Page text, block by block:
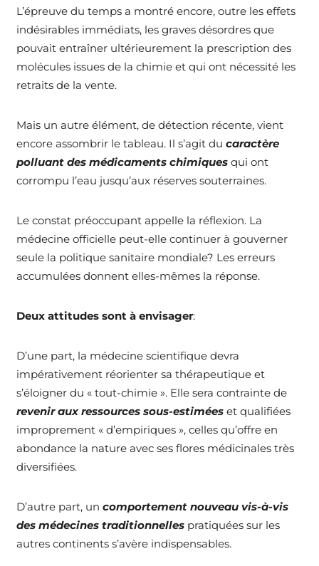
L’épreuve du temps a montré encore, outre les effets
indésirables immédiats, les graves désordres que
pouvait entraîner ultérieurement la prescription des
molécules issues de la chimie et qui ont nécessité les
retraits de la vente.
Mais un autre élément, de détection récente, vient
encore assombrir le tableau. Il s’agit du caractère
polluant des médicaments chimiques qui ont
corrompu l’eau jusqu’aux réserves souterraines.
Le constat préoccupant appelle la réflexion. La
médecine officielle peut-elle continuer à gouverner
seule la politique sanitaire mondiale? Les erreurs
accumulées donnent elles-mêmes la réponse.
Deux attitudes sont à envisager:
D’une part, la médecine scientifique devra
impérativement réorienter sa thérapeutique et
s’éloigner du « tout-chimie ». Elle sera contrainte de
revenir aux ressources sous-estimées et qualifiées
improprement « d’empiriques », celles qu’offre en
abondance la nature avec ses flores médicinales très
diversifiées.
D’autre part, uncomportement nouveau vis-à-vis
des médecines traditionnelles pratiquées sur les
autres continents s’avère indispensables.